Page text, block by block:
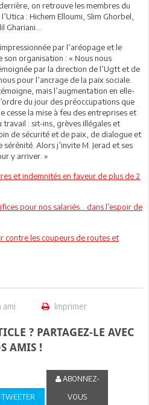
on retrouve les membres du
: Hichem Elloumi, Slim Ghorbel,
Ghariani…
par l’aréopage et le
organisation : « Nous nous
par la direction de l’Ugtt et de
pour l’ancrage de la paix sociale.
mais l’augmentation en elle-
du jour des préoccupations que
cesse la mise à feu des entreprises et
: sit-ins, grèves illégales et
de sécurité et de paix, de dialogue et
Alors j’invite M. Jerad et ses
y arriver. »
et indemnités en faveur de plus de 2
pour nos salariés… dans l’espoir de
contre les coupeurs de routes et
ami Imprimer
? PARTAGEZ-LE AVEC
AMIS !
ABONNEZ-
VOUS